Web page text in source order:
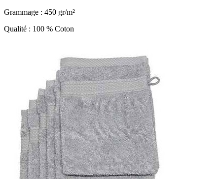
Grammage : 450 gr/m²
Qualité : 100 % Coton